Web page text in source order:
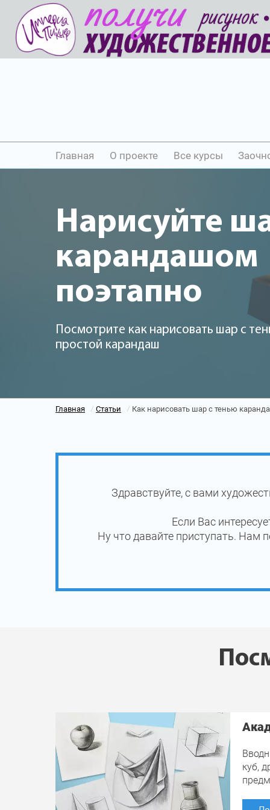
Главная О проекте Все курсы
Нарисуйте
карандашом
поэтапно
Посмотрите как нарисовать шар с
простой карандаш
Главная / Статьи / Как нарисовать шар с тенью
Здравствуйте, с вами
Если Вас
Ну что давайте приступать. Нам
куб,